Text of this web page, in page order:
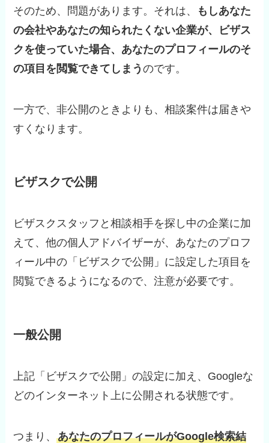
そのため、問題があります。それは、
もしあなた
の会社やあなたの知られたくない企業が、ビザス
クを使っていた場合、あなたのプロフィールのそ
の項目を閲覧できてしまうのです。
一方で、非公開のときよりも、相談案件は届きや
すくなります。
ビザスクで公開
ビザスクスタッフと相談相手を探し中の企業に加
えて、他の個人アドバイザーが、あなたのプロフ
ィール中の「ビザスクで公開」に設定した項目を
閲覧できるようになるので、注意が必要です。
一般公開
上記「ビザスクで公開」の設定に加え、Googleな
どのインターネット上に公開される状態です。
つまり、あなたのプロフィールがGoogle検索結